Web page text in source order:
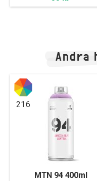
Andra
216
MTN 94 400ml